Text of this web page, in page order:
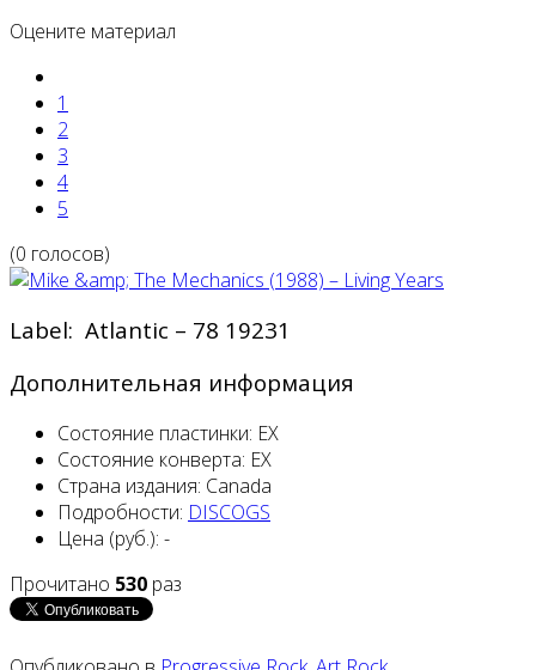
Оцените материал
1
2
3
4
5
(0 голосов)
Label: Atlantic – 78 19231
Дополнительная информация
Состояние пластинки: EX
Состояние конверта: EX
Страна издания: Canada
Подробности: DISCOGS
Цена (руб.): -
Прочитано 530 раз